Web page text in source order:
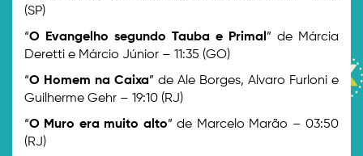
(SP)
“O Evangelho segundo Tauba e Primal ” de Márcia
Deretti e Márcio Júnior – 11:35 (GO)
“O Homem na Caixa” de Ale Borges, Alvaro Furloni e
Guilherme Gehr – 19:10 (RJ)
“O Muro era muito alto” de Marcelo Marão – 03:50
(RJ)